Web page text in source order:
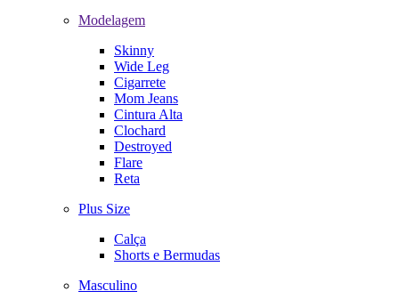
Modelagem
Skinny
Wide Leg
Cigarrete
Mom Jeans
Cintura Alta
Clochard
Destroyed
Flare
Reta
Plus Size
Calça
Shorts e Bermudas
Masculino